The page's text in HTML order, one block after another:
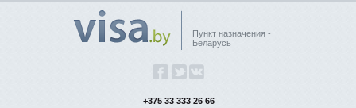
Пункт назначения -
Беларусь
+375 33 333 26 66